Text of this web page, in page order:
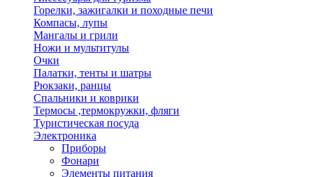
Горелки, зажигалки и походные печи
Компасы, лупы
Мангалы и грили
Ножи и мультитулы
Очки
Палатки, тенты и шатры
Рюкзаки, ранцы
Спальники и коврики
Термосы ,термокружки, фляги
Туристическая посуда
Электроника
Приборы
Фонари
Элементы питания